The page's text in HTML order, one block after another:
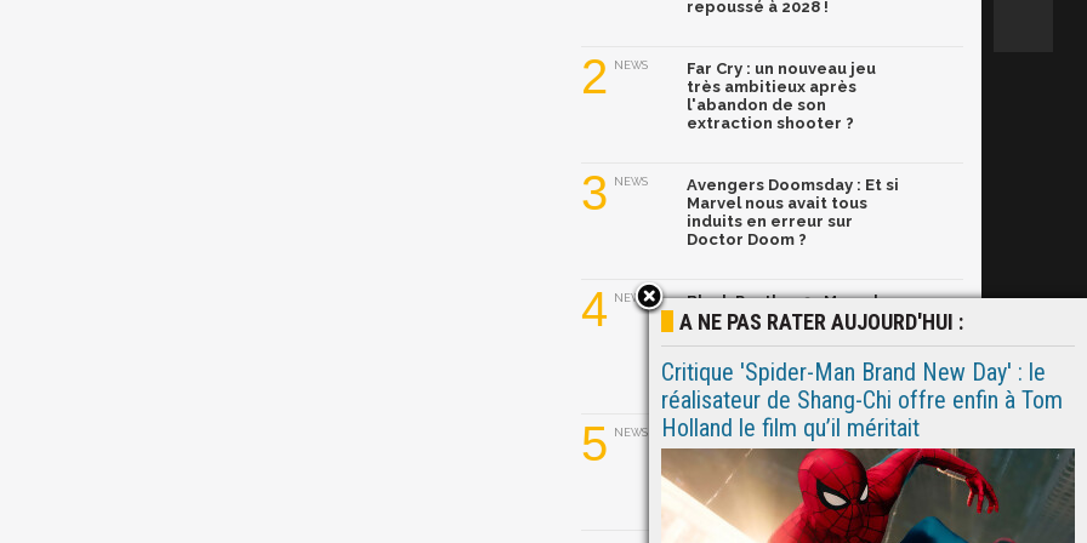
repoussé à 2028 !
2 NEWS
Far Cry : un nouveau jeu
très ambitieux après
l'abandon de son
extraction shooter ?
3 NEWS
Avengers Doomsday : Et si
Marvel nous avait tous
induits en erreur sur
Doctor Doom ?
4 NEWS
Black Panther 3 : Marvel
dévoile son nouveau
quelques semaines
5 NEWS
Ghost Rider dans le MCU :
Ryan Gosling prend le
relais de Nicolas Cage
A NE PAS RATER AUJOURD'HUI :
Critique 'Spider-Man Brand New Day' : le
réalisateur de Shang-Chi offre enfin à Tom
Holland le film qu’il méritait